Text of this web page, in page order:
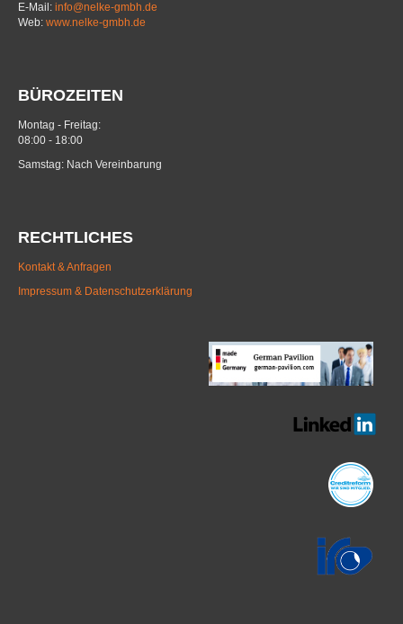
E-Mail: info@nelke-gmbh.de
Web: www.nelke-gmbh.de
BÜROZEITEN
Montag - Freitag:
08:00 - 18:00
Samstag: Nach Vereinbarung
RECHTLICHES
Kontakt & Anfragen
Impressum & Datenschutzerklärung